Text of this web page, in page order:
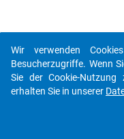
Wir verwenden
Besucherzugriffe. Wenn
Sie der Cookie-
erhalten Sie in unserer